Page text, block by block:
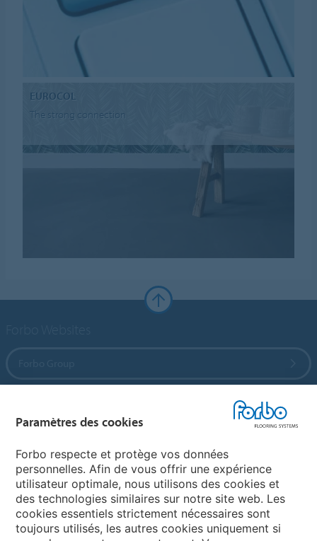
EUROCOL
The strong connection
Sélectionnez un pays
Paramètres des cookies
Forbo respecte et protège vos données
personnelles. Afin de vous offrir une expérience
utilisateur optimale, nous utilisons des cookies et
des technologies similaires sur notre site web. Les
cookies essentiels strictement nécessaires sont
toujours utilisés, les autres cookies uniquement si